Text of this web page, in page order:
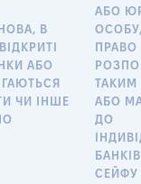
В
АБО
ЧИ ІНШЕ
АБО
ПРАВО
ТАКИМ
АБО
ДО
СЕЙФУ